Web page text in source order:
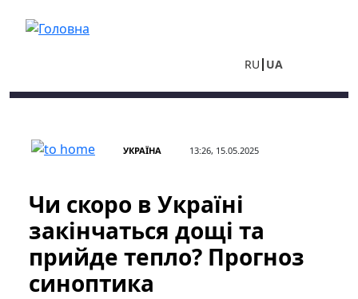
RU UA
УКРАЇНА 13:26, 15.05.2025
Чи скоро в Україні
закінчаться дощі та
прийде тепло? Прогноз
синоптика